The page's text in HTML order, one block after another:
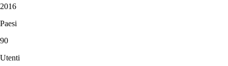
2016
Paesi
90
Utenti